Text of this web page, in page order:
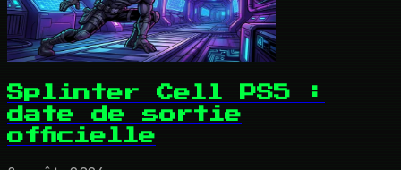
Splinter Cell PS5 :
date de sortie
officielle